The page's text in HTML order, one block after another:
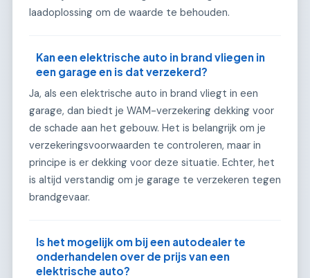
laadoplossing om de waarde te behouden.
Kan een elektrische auto in brand vliegen in
een garage en is dat verzekerd?
Ja, als een elektrische auto in brand vliegt in een
garage, dan biedt je WAM-verzekering dekking voor
de schade aan het gebouw. Het is belangrijk om je
verzekeringsvoorwaarden te controleren, maar in
principe is er dekking voor deze situatie. Echter, het
is altijd verstandig om je garage te verzekeren tegen
brandgevaar.
Is het mogelijk om bij een autodealer te
onderhandelen over de prijs van een
elektrische auto?